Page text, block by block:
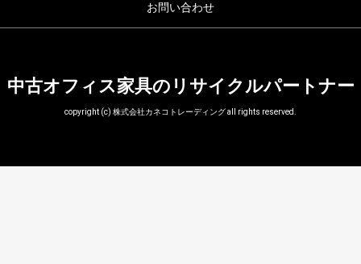
お問い合わせ
中古オフィス家具のリサイクルパートナー
copyright (c) 株式会社カネコトレーディング all rights reserved.